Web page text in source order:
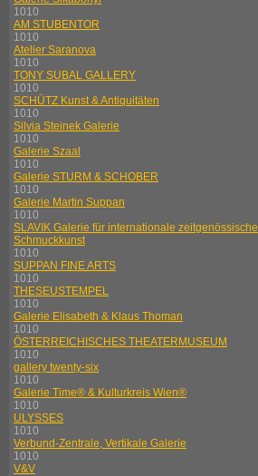
1010
AM STUBENTOR
1010
Atelier Saranova
1010
TONY SUBAL GALLERY
1010
SCHÜTZ Kunst & Antiquitäten
1010
Silvia Steinek Galerie
1010
Galerie Szaal
1010
Galerie STURM & SCHOBER
1010
Galerie Martin Suppan
1010
SLAVIK Galerie für internationale zeitgenössische
Schmuckkunst
1010
SUPPAN FINE ARTS
1010
THESEUSTEMPEL
1010
Galerie Elisabeth & Klaus Thoman
1010
ÖSTERREICHISCHES THEATERMUSEUM
1010
gallery twenty-six
1010
Galerie Time® & Kulturkreis Wien®
1010
ULYSSES
1010
Verbund-Zentrale, Vertikale Galerie
1010
V&V